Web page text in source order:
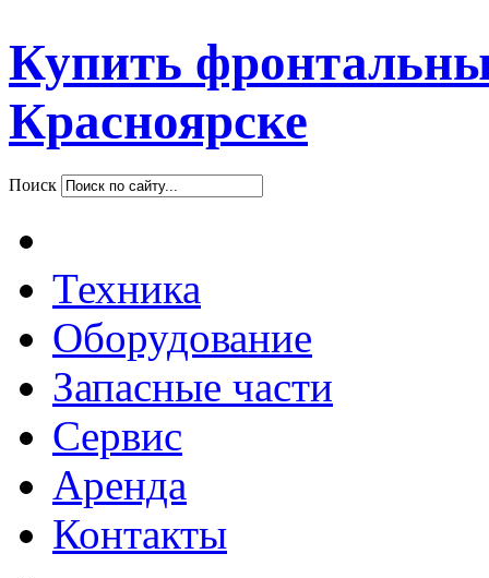
Купить
Красноярске
Поиск
Техника
Оборудование
Запасные части
Сервис
Аренда
Контакты